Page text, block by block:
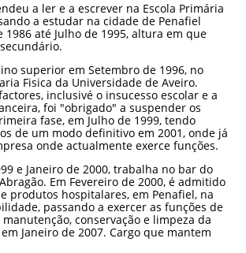
a ler e a escrever na Escola Primária
a estudar na cidade de Penafiel
até Julho de 1995, altura em que
superior em Setembro de 1996, no
Fisica da Universidade de Aveiro.
inclusivé o insucesso escolar e a
foi "obrigado" a suspender os
fase, em Julho de 1999, tendo
de um modo definitivo em 2001, onde já
onde actualmente exerce funções.
e Janeiro de 2000, trabalha no bar do
Em Fevereiro de 2000, é admitido
produtos hospitalares, em Penafiel, na
passando a exercer as funções de
conservação e limpeza da
Janeiro de 2007. Cargo que mantem